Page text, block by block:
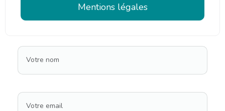
Mentions légales
Votre nom
Votre email